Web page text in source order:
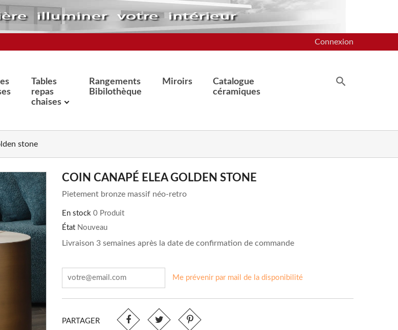
Connexion
Tables
repas
chaises
Rangements
Bibilothèque
Miroirs
Catalogue
céramiques
stone
COIN CANAPÉ ELEA GOLDEN STONE
Pietement bronze massif néo-retro
En stock 0 Produit
État Nouveau
Livraison 3 semaines après la date de confirmation de commande
Me prévenir par mail de la disponibilité
PARTAGER